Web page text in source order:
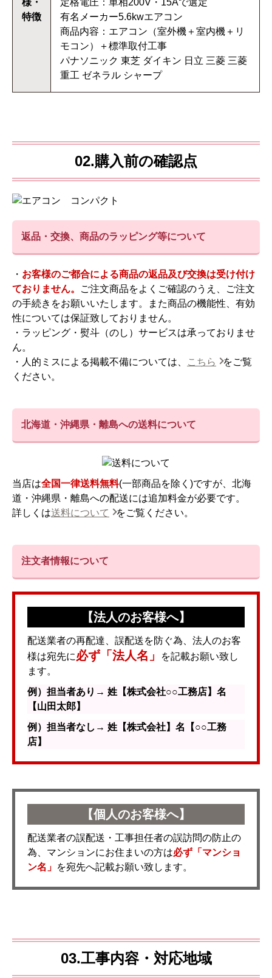
特徴
有名メーカー5.6kwエアコン
商品内容：エアコン（室外機＋室内機＋リ
モコン）＋標準取付工事
パナソニック 東芝 ダイキン 日立 三菱 三菱
重工 ゼネラル シャープ
02.購入前の確認点
返品・交換、商品のラッピング等について
・ お客様のご都合による商品の返品及び交換は受け付け
ておりません。
ご注文商品をよくご確認のうえ、ご注文
の手続きをお願いいたします。また商品の機能性、有効
性については保証致しておりません。
・ラッピング・熨斗（のし）サービスは承っておりませ
ん。
・人的ミスによる掲載不備については、
こちら
をご覧
ください。
北海道・沖縄県・離島への送料について
当店は全国一律送料無料(一部商品を除く)ですが、北海
道・沖縄県・離島への配送には追加料金が必要です。
詳しくは送料について をご覧ください。
注文者情報について
【法人のお客様へ】
配送業者の再配達、誤配送を防ぐ為、法人のお客
様は宛先に必ず「法人名」
を記載お願い致し
ます。
例）担当者あり→ 姓【株式会社○○工務店】名
【山田太郎】
例）担当者なし→ 姓【株式会社】名【○○工務
店】
【個人のお客様へ】
配送業者の誤配送・工事担任者の誤訪問の防止の
為、マンションにお住まいの方は必ず「マンショ
ン名」 を宛先へ記載お願い致します。
03.工事内容・対応地域